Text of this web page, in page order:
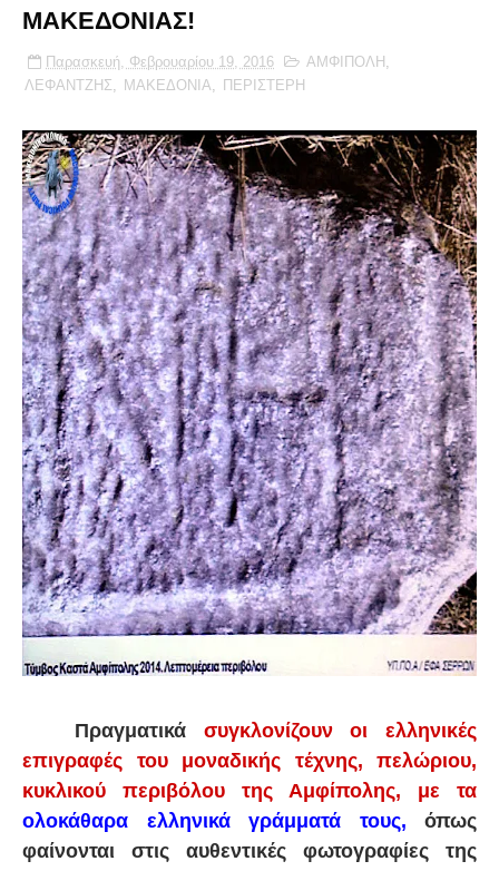
ΜΑΚΕΔΟΝΙΑΣ!
Παρασκευή, Φεβρουαρίου 19, 2016 ΑΜΦΙΠΟΛΗ ,
ΛΕΦΑΝΤΖΗΣ, ΜΑΚΕΔΟΝΙΑ, ΠΕΡΙΣΤΕΡΗ
Πραγματικά συγκλονίζουν οι ελληνικές
επιγραφές του μοναδικής τέχνης, πελώριου,
κυκλικού περιβόλου της Αμφίπολης, με τα
ολοκάθαρα ελληνικά γράμματά τους, όπως
φαίνονται στις αυθεντικές φωτογραφίες της